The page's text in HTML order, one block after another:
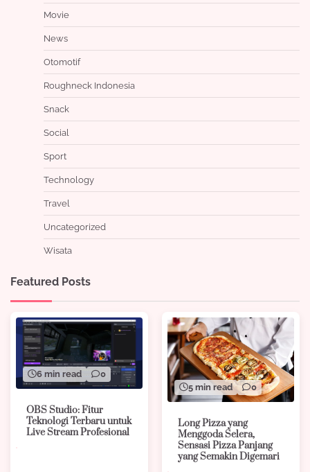
Movie
News
Otomotif
Roughneck Indonesia
Snack
Social
Sport
Technology
Travel
Uncategorized
Wisata
Featured Posts
6 min read 0
OBS Studio: Fitur
Teknologi Terbaru untuk
Live Stream Profesional
5 min read 0
Long Pizza yang
Menggoda Selera,
Sensasi Pizza Panjang
yang Semakin Digemari